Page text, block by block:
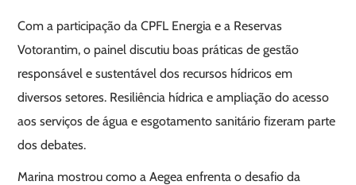
Com a participação da CPFL Energia e a Reservas
Votorantim, o painel discutiu boas práticas de gestão
responsável e sustentável dos recursos hídricos em
diversos setores. Resiliência hídrica e ampliação do acesso
aos serviços de água e esgotamento sanitário fizeram parte
dos debates.
Marina mostrou como a Aegea enfrenta o desafio da